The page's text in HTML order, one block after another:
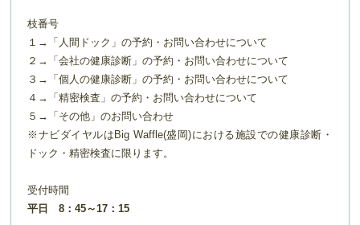
枝番号
１→「人間ドック」の予約・お問い合わせについて
２→「会社の健康診断」の予約・お問い合わせについて
３→「個人の健康診断」の予約・お問い合わせについて
４→「精密検査」の予約・お問い合わせについて
５→「その他」のお問い合わせ
※ナビダイヤルはBig Waffle(盛岡)における施設での健康診断・
ドック・精密検査に限ります。
受付時間
平日 8：45～17：15